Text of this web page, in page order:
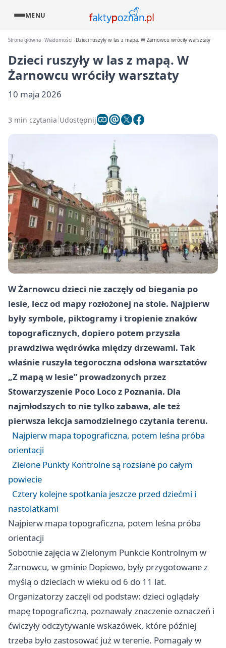
MENU
Strona główna Wiadomości Dzieci ruszyły w las z mapą. W Żarnowcu wróciły warsztaty
Dzieci ruszyły w las z mapą. W
Żarnowcu wróciły warsztaty
10 maja 2026
3 min czytania Udostępnij
W Żarnowcu dzieci nie zaczęły od biegania po
lesie, lecz od mapy rozłożonej na stole. Najpierw
były symbole, piktogramy i tropienie znaków
topograficznych, dopiero potem przyszła
prawdziwa wędrówka między drzewami. Tak
właśnie ruszyła tegoroczna odsłona warsztatów
„Z mapą w lesie” prowadzonych przez
Stowarzyszenie Poco Loco z Poznania. Dla
najmłodszych to nie tylko zabawa, ale też
pierwsza lekcja samodzielnego czytania terenu.
Najpierw mapa topograficzna, potem leśna próba
orientacji
Zielone Punkty Kontrolne są rozsiane po całym
powiecie
Cztery kolejne spotkania jeszcze przed dziećmi i
nastolatkami
Najpierw mapa topograficzna, potem leśna próba
orientacji
Sobotnie zajęcia w Zielonym Punkcie Kontrolnym w
Żarnowcu, w gminie Dopiewo, były przygotowane z
myślą o dzieciach w wieku od 6 do 11 lat.
Organizatorzy zaczęli od podstaw: dzieci oglądały
mapę topograficzną, poznawały znaczenie oznaczeń i
ćwiczyły odczytywanie wskazówek, które później
trzeba było zastosować już w terenie. Pomagały w